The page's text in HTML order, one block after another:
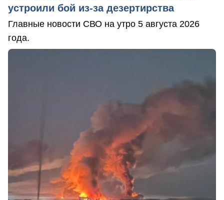
устроили бой из-за дезертирства
Главные новости СВО на утро 5 августа 2026
года.